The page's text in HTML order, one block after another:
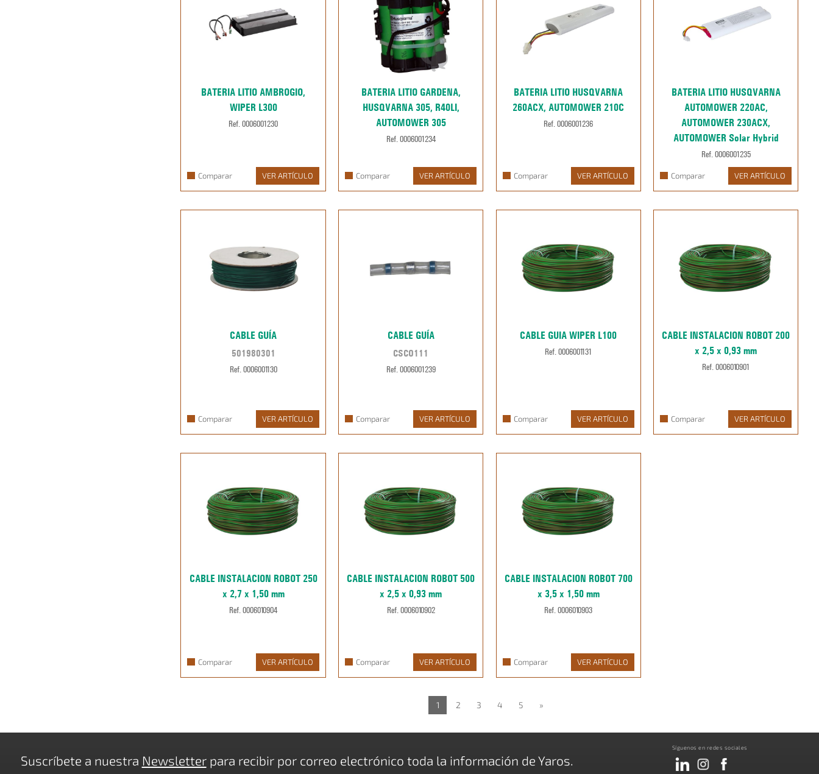
BATERIA LITIO AMBROGIO,
WIPER L300
Ref. 0006001230
Comparar VER ARTÍCULO
BATERIA LITIO GARDENA,
HUSQVARNA 305, R40LI,
AUTOMOWER 305
Ref. 0006001234
Comparar VER ARTÍCULO
BATERIA LITIO HUSQVARNA
260ACX, AUTOMOWER 210C
Ref. 0006001236
Comparar VER ARTÍCULO
BATERIA LITIO HUSQVARNA
AUTOMOWER 220AC,
AUTOMOWER 230ACX,
AUTOMOWER Solar Hybrid
Ref. 0006001235
Comparar VER ARTÍCULO
CABLE GUÍA
501980301
Ref. 0006001130
Comparar VER ARTÍCULO
CABLE GUÍA
CSCO111
Ref. 0006001239
Comparar VER ARTÍCULO
CABLE GUIA WIPER L100
Ref. 0006001131
Comparar VER ARTÍCULO
CABLE INSTALACION ROBOT 200
x 2,5 x 0,93 mm
Ref. 0006010901
Comparar VER ARTÍCULO
CABLE INSTALACION ROBOT 250
x 2,7 x 1,50 mm
Ref. 0006010904
Comparar VER ARTÍCULO
CABLE INSTALACION ROBOT 500
x 2,5 x 0,93 mm
Ref. 0006010902
Comparar VER ARTÍCULO
CABLE INSTALACION ROBOT 700
x 3,5 x 1,50 mm
Ref. 0006010903
Comparar VER ARTÍCULO
1 2 3 4 5 »
Suscríbete a nuestra Newsletterpara recibir por correo electrónico toda la información de Yaros.
Síguenos en redes sociales